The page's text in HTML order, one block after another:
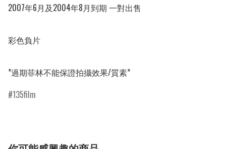
2007年6月及2004年8月到期 一對出售
彩色負片
*過期菲林不能保證拍攝效果/質素*
135film